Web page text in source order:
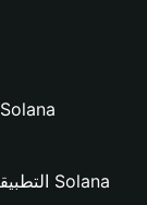
تبادل على محفظة Solana
التطبيقات اللامركزية على Solana